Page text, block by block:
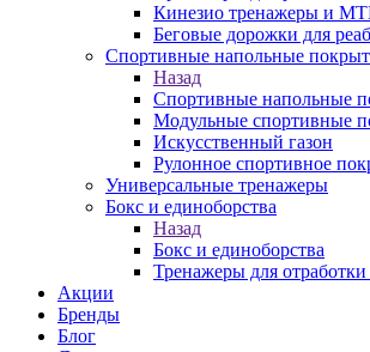
Кинезио тренажеры и
Беговые дорожки для
Спортивные напольные
Назад
Спортивные напольные
Модульные спортивные
Искусственный газон
Рулонное спортивное
Универсальные тренажеры
Бокс и единоборства
Назад
Бокс и единоборства
Тренажеры для отработки
Акции
Бренды
Блог